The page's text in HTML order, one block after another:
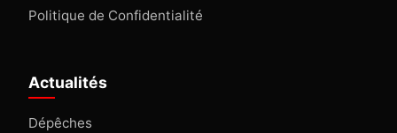
Politique de Confidentialité
Actualités
Dépêches